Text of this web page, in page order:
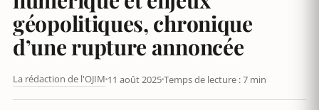
géopolitiques, chronique
d’une rupture annoncée
La rédaction de l'OJIM 11 août 2025Temps de lecture : 7 min
WHATSAPP EN SURSIS EN RUSSIE : ENTRE SOUVERAINETÉ